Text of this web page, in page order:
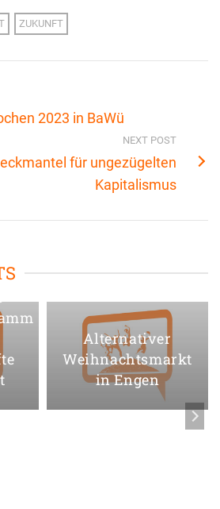
ZUKUNFT
2023 in BaWü
NEXT POST
für ungezügelten
Kapitalismus
Alternativer
Weihnachtsmarkt
in Engen